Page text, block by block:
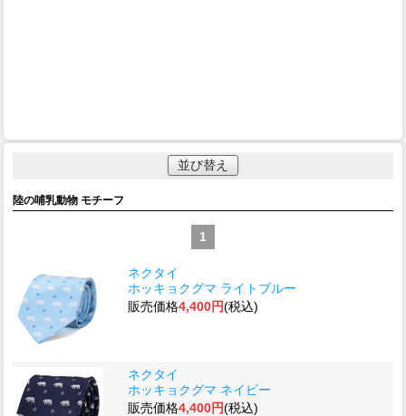
並び替え
陸の哺乳動物 モチーフ
1
ネクタイ
ホッキョクグマ ライトブルー
販売価格4,400円(税込)
ネクタイ
ホッキョクグマ ネイビー
販売価格4,400円(税込)